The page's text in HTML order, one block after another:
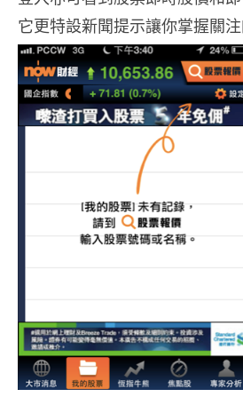
它更特設新聞提示讓你掌握關